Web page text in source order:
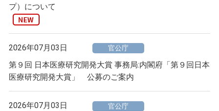
プ）について
2026年07月03日 官公庁
第９回 日本医療研究開発大賞 事務局:内閣府「第９回日本
医療研究開発大賞」 公募のご案内
2026年07月03日
官公庁